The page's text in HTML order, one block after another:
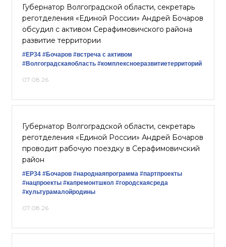
Губернатор Волгоградской области, секретарь
реготделения «Единой России» Андрей Бочаров
обсудил с активом Серафимовичского района
развитие территории
#ЕР34 #Бочаров #встреча с активом
#Волгоградскаяобласть #комплексноеразвитиетерриторий
07.08.26
Губернатор Волгоградской области, секретарь
реготделения «Единой России» Андрей Бочаров
проводит рабочую поездку в Серафимовичский
район
#ЕР34 #Бочаров #народнаяпрограмма #партпроекты
#нацпроекты #капремонтшкол #городскаясреда
#культурамалойродины
07.08.26